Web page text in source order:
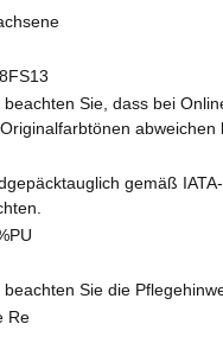
beachten Sie, dass bei
abweichen
gemäß
beachten Sie die
Re